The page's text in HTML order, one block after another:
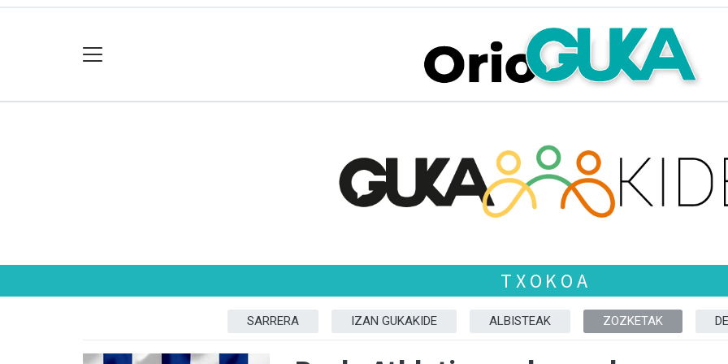
TXOKOA
SARRERA IZAN GUKAKIDE ALBISTEAK ZOZKETAK